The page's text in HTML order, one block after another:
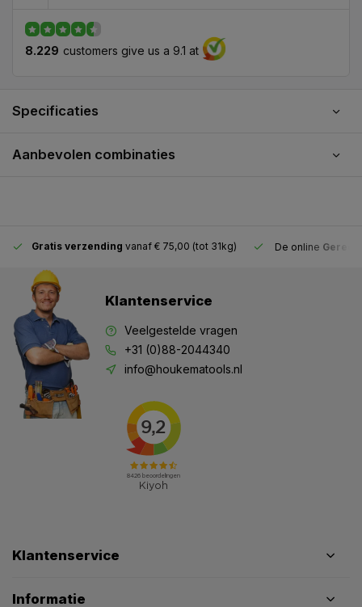
8.229 customers give us a 9.1 at
Specificaties
Aanbevolen combinaties
Gratis verzending vanaf € 75,00 (tot 31kg) De online
Klantenservice
Veelgestelde vragen
+31 (0)88-2044340
info@houkematools.nl
Klantenservice
Informatie